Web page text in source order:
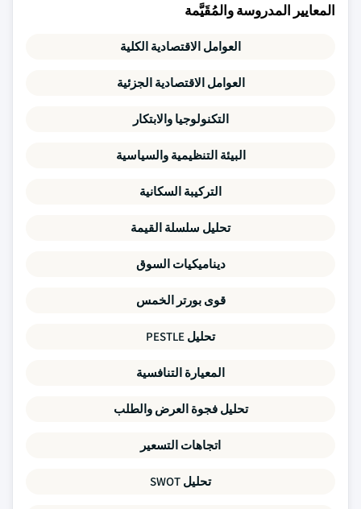
المعايير المدروسة والمُقَيَّمة
العوامل الاقتصادية الكلية
العوامل الاقتصادية الجزئية
التكنولوجيا والابتكار
البيئة التنظيمية والسياسية
التركيبة السكانية
تحليل سلسلة القيمة
ديناميكيات السوق
قوى بورتر الخمس
تحليل PESTLE
المعيارة التنافسية
تحليل فجوة العرض والطلب
اتجاهات التسعير
تحليل SWOT